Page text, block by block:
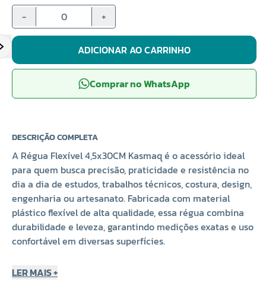
- +
ADICIONAR AO CARRINHO
Comprar no WhatsApp
DESCRIÇÃO COMPLETA
A Régua Flexível 4,5x30CM Kasmaq é o acessório ideal
para quem busca precisão, praticidade e resistência no
dia a dia de estudos, trabalhos técnicos, costura, design,
engenharia ou artesanato. Fabricada com material
plástico flexível de alta qualidade, essa régua combina
durabilidade e leveza, garantindo medições exatas e uso
confortável em diversas superfícies.
Design inteligente e funcional
LER MAIS +